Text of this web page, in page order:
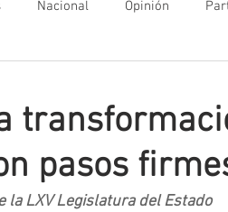
Nacional Opinión
pasos
la LXV Legislatura del Estado